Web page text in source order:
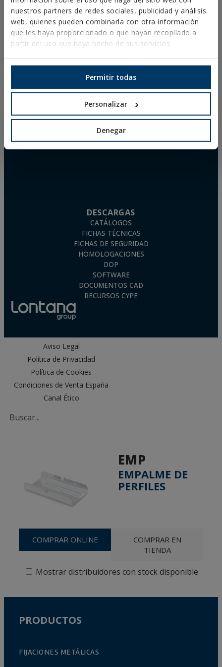
nuestros partners de redes sociales, publicidad y análisis
web, quienes pueden combinarla con otra información
que les haya proporcionado o que hayan recopilado a
partir del uso que haya hecho de sus servicios.
Permitir todas
Personalizar
Denegar
(+34)
941
272
131
VER
MAPA
TORNILLOS PARA MADERA
ESPUMAS DE POLIURETANO
PREGUNTAS FRECUENTES
DESCARGAS
CATÁLOGOS
FICHAS TÉCNICAS
FICHAS DE SEGURIDAD
HOMOLOGACIONES
DOP
SOFTWARE
DOCUMENTOS CAD
RECURSOS CYPE
Aviso Legal
Política de Privacidad
Política de Cookies
Condiciones de Venta España
Canal Ético
EMP
EMPALME DE
PERFILES
COMPRAR ONLINE
COMPRAR EN
TIENDA
Mostrar distribuidores con stock disponible
PRODUCTOS
FIJACIONES METÁLICAS